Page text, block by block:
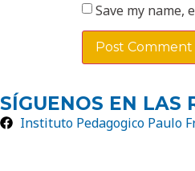
Save my name,
SÍGUENOS EN LAS
Instituto Pedagogico Paulo